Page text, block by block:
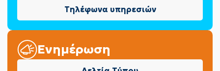
Τηλέφωνα υπηρεσιών
Ενημέρωση